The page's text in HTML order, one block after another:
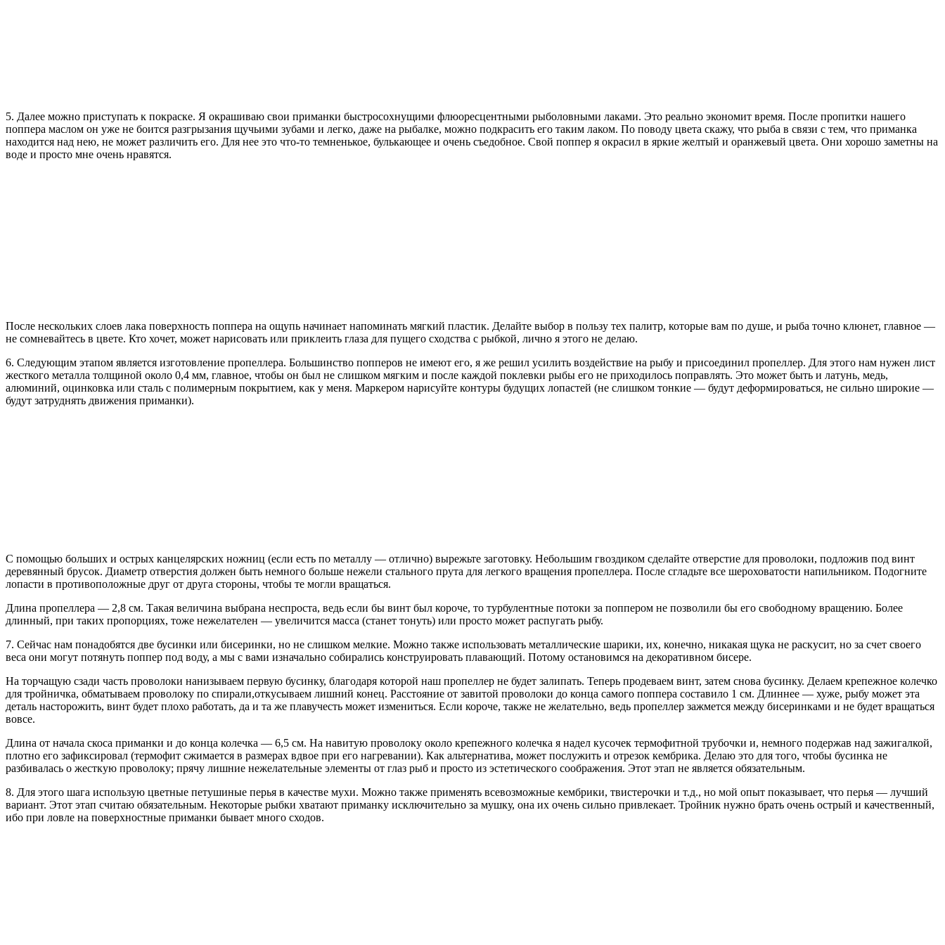
5. Далее можно приступать к покраске. Я окрашиваю свои приманки быстросохнущими флюоресцентными рыболовными лаками. Это реально экономит время. После пропитки нашего
поппера маслом он уже не боится разгрызания щучьими зубами и легко, даже на рыбалке, можно подкрасить его таким лаком. По поводу цвета скажу, что рыба в связи с тем, что приманка
находится над нею, не может различить его. Для нее это что-то темненькое, булькающее и очень съедобное. Свой поппер я окрасил в яркие желтый и оранжевый цвета. Они хорошо заметны на
воде и просто мне очень нравятся.
После нескольких слоев лака поверхность поппера на ощупь начинает напоминать мягкий пластик. Делайте выбор в пользу тех палитр, которые вам по душе, и рыба точно клюнет, главное —
не сомневайтесь в цвете. Кто хочет, может нарисовать или приклеить глаза для пущего сходства с рыбкой, лично я этого не делаю.
6. Следующим этапом является изготовление пропеллера. Большинство попперов не имеют его, я же решил усилить воздействие на рыбу и присоединил пропеллер. Для этого нам нужен лист
жесткого металла толщиной около 0,4 мм, главное, чтобы он был не слишком мягким и после каждой поклевки рыбы его не приходилось поправлять. Это может быть и латунь, медь,
алюминий, оцинковка или сталь с полимерным покрытием, как у меня. Маркером нарисуйте контуры будущих лопастей (не слишком тонкие — будут деформироваться, не сильно широкие —
будут затруднять движения приманки).
С помощью больших и острых канцелярских ножниц (если есть по металлу — отлично) вырежьте заготовку. Небольшим гвоздиком сделайте отверстие для проволоки, подложив под винт
деревянный брусок. Диаметр отверстия должен быть немного больше нежели стального прута для легкого вращения пропеллера. После сгладьте все шероховатости напильником. Подогните
лопасти в противоположные друг от друга стороны, чтобы те могли вращаться.
Длина пропеллера — 2,8 см. Такая величина выбрана неспроста, ведь если бы винт был короче, то турбулентные потоки за поппером не позволили бы его свободному вращению. Более
длинный, при таких пропорциях, тоже нежелателен — увеличится масса (станет тонуть) или просто может распугать рыбу.
7. Сейчас нам понадобятся две бусинки или бисеринки, но не слишком мелкие. Можно также использовать металлические шарики, их, конечно, никакая щука не раскусит, но за счет своего
веса они могут потянуть поппер под воду, а мы с вами изначально собирались конструировать плавающий. Потому остановимся на декоративном бисере.
На торчащую сзади часть проволоки нанизываем первую бусинку, благодаря которой наш пропеллер не будет залипать. Теперь продеваем винт, затем снова бусинку. Делаем крепежное колечко
для тройничка, обматываем проволоку по спирали,откусываем лишний конец. Расстояние от завитой проволоки до конца самого поппера составило 1 см. Длиннее — хуже, рыбу может эта
деталь насторожить, винт будет плохо работать, да и та же плавучесть может измениться. Если короче, также не желательно, ведь пропеллер зажмется между бисеринками и не будет вращаться
вовсе.
Длина от начала скоса приманки и до конца колечка — 6,5 см. На навитую проволоку около крепежного колечка я надел кусочек термофитной трубочки и, немного подержав над зажигалкой,
плотно его зафиксировал (термофит сжимается в размерах вдвое при его нагревании). Как альтернатива, может послужить и отрезок кембрика. Делаю это для того, чтобы бусинка не
разбивалась о жесткую проволоку; прячу лишние нежелательные элементы от глаз рыб и просто из эстетического соображения. Этот этап не является обязательным.
8. Для этого шага использую цветные петушиные перья в качестве мухи. Можно также применять всевозможные кембрики, твистерочки и т.д., но мой опыт показывает, что перья — лучший
вариант. Этот этап считаю обязательным. Некоторые рыбки хватают приманку исключительно за мушку, она их очень сильно привлекает. Тройник нужно брать очень острый и качественный,
ибо при ловле на поверхностные приманки бывает много сходов.